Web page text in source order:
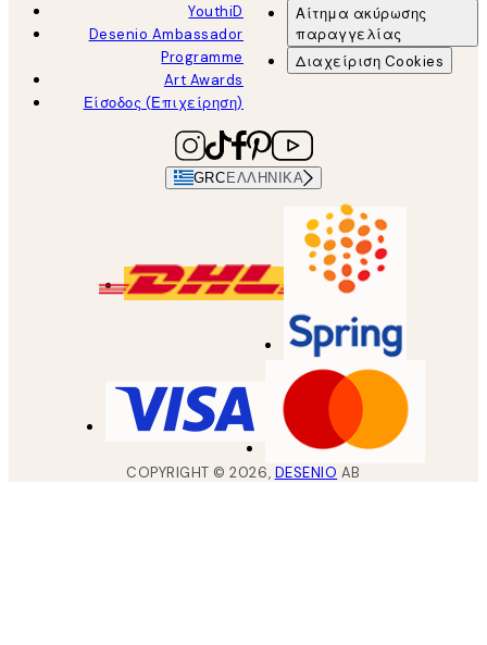
YouthiD
Desenio Ambassador
Programme
Art Awards
Είσοδος (Επιχείρηση)
Αίτημα ακύρωσης
παραγγελίας
Διαχείριση Cookies
GRC ΕΛΛΗΝΙΚΆ
COPYRIGHT ©2026, DESENIO AB